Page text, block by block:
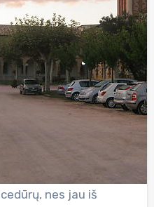
nes jau iš